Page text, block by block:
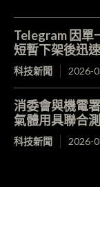
Telegram 因單
短暫下架後迅
科技新聞 2026-
消委會與機電
氣體用具聯合
科技新聞 2026-